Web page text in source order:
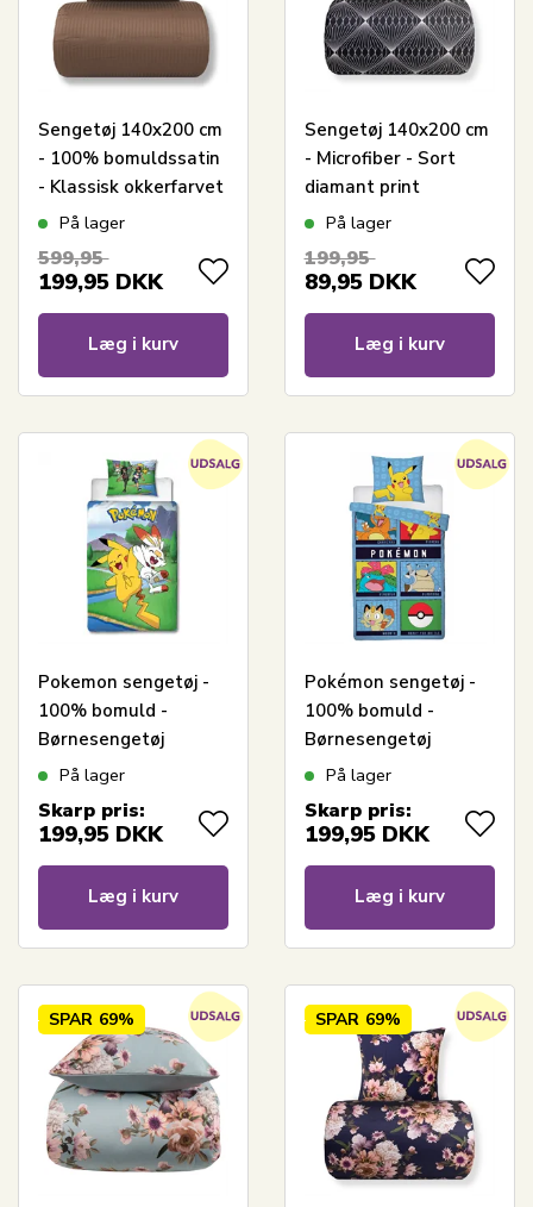
Sengetøj 140x200 cm
- 100% bomuldssatin
- Klassisk okkerfarvet
striber
På lager
599,95
199,95 DKK
Læg i kurv
Sengetøj 140x200 cm
- Microfiber - Sort
diamant print
På lager
199,95
89,95 DKK
Læg i kurv
Pokemon sengetøj -
100% bomuld -
Børnesengetøj
140x200 cm - Pikachu
På lager
Skarp pris:
199,95 DKK
Læg i kurv
Pokémon sengetøj -
100% bomuld -
Børnesengetøj
140x200 cm - Pikachu,
Blastoise og Meowth
På lager
Skarp pris:
199,95 DKK
Læg i kurv
SPAR 69% SPAR 69%